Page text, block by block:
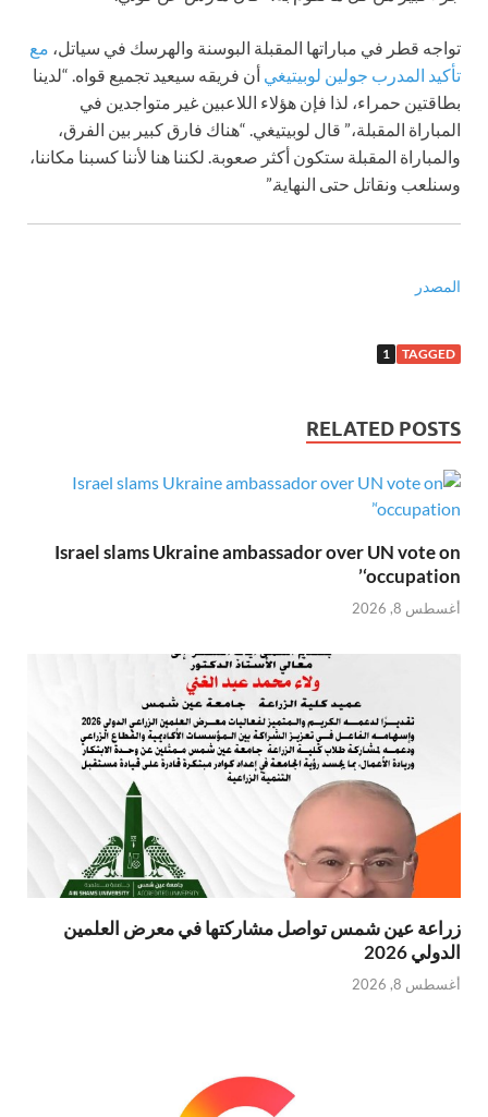
تواجه قطر في مباراتها المقبلة البوسنة والهرسك في سياتل، مع
تأكيد المدرب جولين لوبيتيغي أن فريقه سيعيد تجميع قواه. “لدينا
بطاقتين حمراء، لذا فإن هؤلاء اللاعبين غير متواجدين في
المباراة المقبلة،” قال لوبيتيغي. “هناك فارق كبير بين الفرق،
والمباراة المقبلة ستكون أكثر صعوبة. لكننا هنا لأننا كسبنا مكاننا،
وسنلعب ونقاتل حتى النهاية.”
المصدر
TAGGED
1
RELATED POSTS
Israel slams Ukraine ambassador over UN vote on
‘occupation’
أغسطس 8, 2026
زراعة عين شمس تواصل مشاركتها في معرض العلمين
الدولي 2026
أغسطس 8, 2026